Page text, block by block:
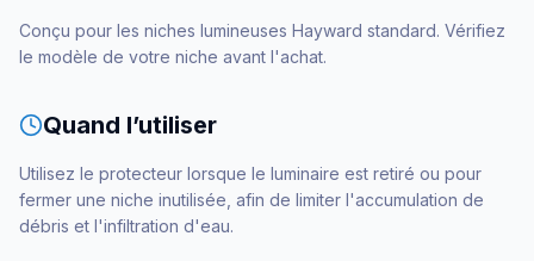
Conçu pour les niches lumineuses Hayward standard. Vérifiez
le modèle de votre niche avant l'achat.
Quand l’utiliser
Utilisez le protecteur lorsque le luminaire est retiré ou pour
fermer une niche inutilisée, afin de limiter l'accumulation de
débris et l'infiltration d'eau.